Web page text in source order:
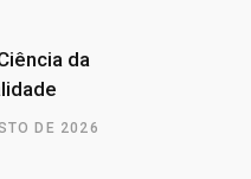
da
DE 2026